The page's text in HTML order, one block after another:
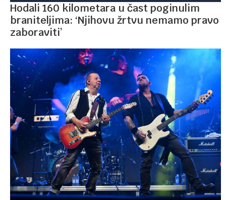
Hodali 160 kilometara u čast poginulim
braniteljima: ‘Njihovu žrtvu nemamo pravo
zaboraviti’